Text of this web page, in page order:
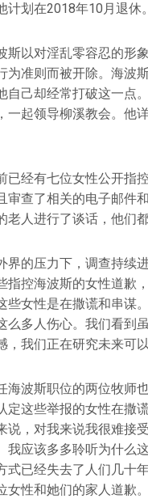
计划在2018年10月退休
斯以对淫乱零容忍的形
为准则而被开除。海波
自己却经常打破这一点
一起领导柳溪教会。他
已经有七位女性公开指
审查了相关的电子邮件
老人进行了谈话，他们
界的压力下，调查持续
指控海波斯的女性道歉
些女性是在撒谎和串谋
么多人伤心。我们看到
，我们正在研究未来可
海波斯职位的两位牧师
定这些举报的女性在撒
说，对我来说我很难接
我应该多多聆听为什么
式已经失去了人们几十
女性和她们的家人道歉